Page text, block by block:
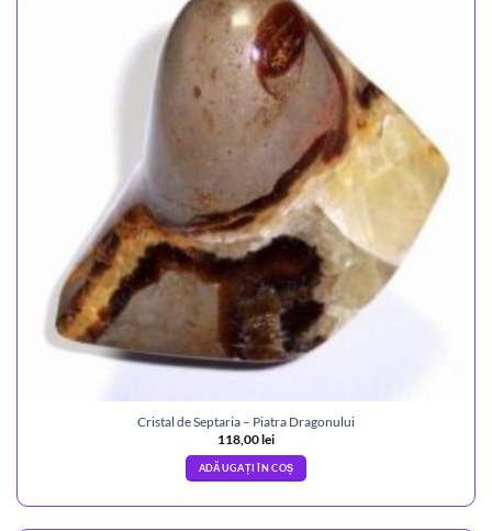
Cristal de Septaria – Piatra Dragonului
118,00lei
ADĂUGAȚI ÎN COȘ